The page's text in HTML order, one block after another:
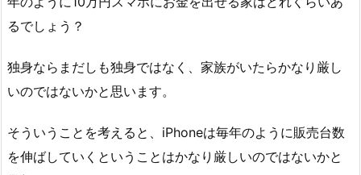
るでしょう？
独身ならまだしも独身ではなく、家族がいたらかなり厳し
いのではないかと思います。
そういうことを考えると、iPhoneは毎年のように販売台数
を伸ばしていくということはかなり厳しいのではないかと